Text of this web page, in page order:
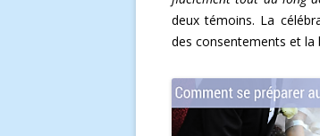
deux témoins. La
des consentements et la